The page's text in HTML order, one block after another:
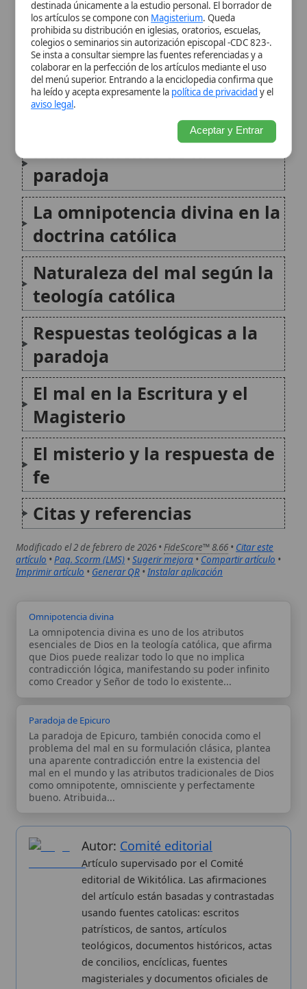
paradoja
La omnipotencia divina en la
doctrina católica
Naturaleza del mal según la
Respuestas teológicas a la
paradoja
El mal en la Escritura y el
Magisterio
El misterio y la respuesta de
fe
Citas y referencias
Modificado el 2 de febrero de 2026 •
artículo•Paq. Scorm (LMS)•Sugerir mejora•Compartir artículo•
Imprimir artículo•Generar QR•Instalar aplicación
Omnipotencia divina
La omnipotencia divina es uno de los atributos
esenciales de Dios en la teología católica, que afirma
que Dios puede realizar todo lo que no implica
contradicción lógica, manifestando su poder infinito
como Creador y Señor de todo lo existente...
Paradoja de Epicuro
La paradoja de Epicuro, también conocida como el
problema del mal en su formulación clásica, plantea
una aparente contradicción entre la existencia del
mal en el mundo y las atributos tradicionales de Dios
como omnipotente, omnisciente y perfectamente
Autor:Comité editorial
Artículo supervisado por el Comité
editorial de Wikitólica. Las afirmaciones
del artículo están basadas y contrastadas
usando fuentes catolicas: escritos
teológicos, documentos históricos, actas
de concilios, encíclicas, fuentes
magisteriales y documentos oficiales de
la Iglesia.Proceso editorial →
histórico y litúrgico de la Iglesia Católica. Parte de la red formativa
deCurso Católico
analíticas anónimas. LicenciaCC BY-SA(texto). Editado en
Valencia, España. ISSN: 3101-7339
. Bajo el patrocinio de San
Carlo Acutis.
Sobre nosotros
Proceso editorial
Publicación seriada
Datos abiertos
Estadísticas
Aviso legal
Política de privacidad
Categorias
Más visitados
Nuevas entradas
Cambios recientes
Aplicaciones
Kit de Prensa
Widgets para tu web
✦ SÍGUENOS EN